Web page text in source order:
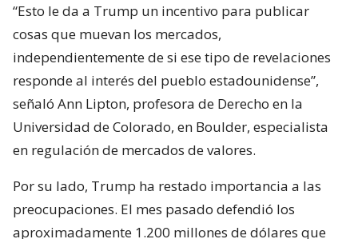
“Esto le da a Trump un incentivo para publicar
cosas que muevan los mercados,
independientemente de si ese tipo de revelaciones
responde al interés del pueblo estadounidense”,
señaló Ann Lipton, profesora de Derecho en la
Universidad de Colorado, en Boulder, especialista
en regulación de mercados de valores.
Por su lado, Trump ha restado importancia a las
preocupaciones. El mes pasado defendió los
aproximadamente 1.200 millones de dólares que